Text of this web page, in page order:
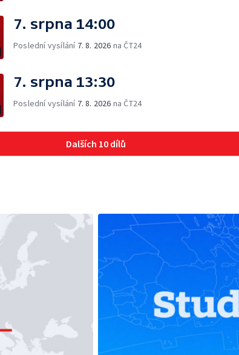
7. srpna 14:00
Poslední vysílání 7. 8. 2026 na ČT24
7. srpna 13:30
Poslední vysílání 7. 8. 2026 na ČT24
Dalších 10 dílů